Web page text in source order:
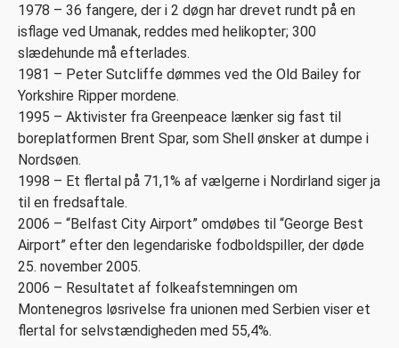
1978 – 36 fangere, der i 2 døgn har drevet rundt på en
isflage ved Umanak, reddes med helikopter; 300
slædehunde må efterlades.
1981 – Peter Sutcliffe dømmes ved the Old Bailey for
Yorkshire Ripper mordene.
1995 – Aktivister fra Greenpeace lænker sig fast til
boreplatformen Brent Spar, som Shell ønsker at dumpe i
Nordsøen.
1998 – Et flertal på 71,1% af vælgerne i Nordirland siger ja
til en fredsaftale.
2006 – “Belfast City Airport” omdøbes til “George Best
Airport” efter den legendariske fodboldspiller, der døde
25. november 2005.
2006 – Resultatet af folkeafstemningen om
Montenegros løsrivelse fra unionen med Serbien viser et
flertal for selvstændigheden med 55,4%.